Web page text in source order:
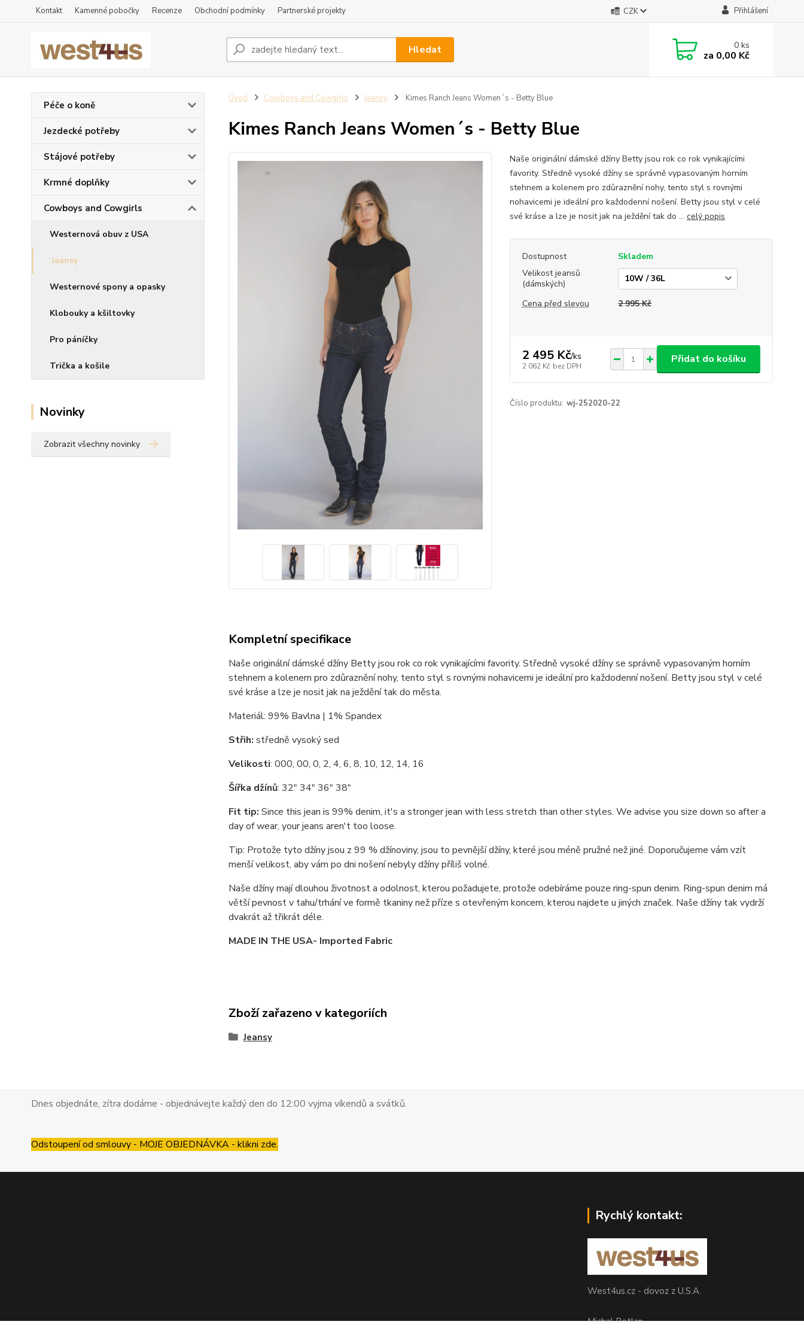
Kontakt Kamenné pobočky Recenze Obchodní podmínky Partnerské projekty CZK Přihlášení
Hledat 0ks
za 0,00 Kč
Péče o koně
Jezdecké potřeby
Stájové potřeby
Krmné doplňky
Cowboys and Cowgirls
Westernová obuv z USA
Jeansy
Westernové spony a opasky
Klobouky a kšiltovky
Pro páníčky
Trička a košile
Novinky
Zobrazit všechny novinky
Úvod Cowboys and Cowgirls Jeansy Kimes Ranch Jeans Women´s - Betty Blue
Kimes Ranch Jeans Women´s - Betty Blue
Naše originální dámské džíny Betty jsou rok co rok vynikajícími
favority. Středně vysoké džíny se správně vypasovaným horním
stehnem a kolenem pro zdůraznění nohy, tento styl s rovnými
nohavicemi je ideální pro každodenní nošení. Betty jsou styl v celé
své kráse a lze je nosit jak na ježdění tak do ... celý popis
Dostupnost
Skladem
Velikost jeansů
(dámských)
Cena před slevou
2 995 Kč
2 495 Kč/ks
2 062 Kč bez DPH
Přidat do košíku
Číslo produktu: wj-252020-22
Kompletní specifikace
Naše originální dámské džíny Betty jsou rok co rok vynikajícími favority. Středně vysoké džíny se správně vypasovaným horním
stehnem a kolenem pro zdůraznění nohy, tento styl s rovnými nohavicemi je ideální pro každodenní nošení. Betty jsou styl v celé
své kráse a lze je nosit jak na ježdění tak do města.
Materiál: 99% Bavlna | 1% Spandex
Střih: středně vysoký sed
Velikosti: 000, 00, 0, 2, 4, 6, 8, 10, 12, 14, 16
Šířka džínů: 32" 34" 36" 38"
Fit tip: Since this jean is 99% denim, it's a stronger jean with less stretch than other styles. We advise you size down so after a
day of wear, your jeans aren't too loose.
Tip: Protože tyto džíny jsou z 99 % džínoviny, jsou to pevnější džíny, které jsou méně pružné než jiné. Doporučujeme vám vzít
menší velikost, aby vám po dni nošení nebyly džíny příliš volné.
Naše džíny mají dlouhou životnost a odolnost, kterou požadujete, protože odebíráme pouze ring-spun denim. Ring-spun denim má
větší pevnost v tahu/trhání ve formě tkaniny než příze s otevřeným koncem, kterou najdete u jiných značek. Naše džíny tak vydrží
dvakrát až třikrát déle.
MADE IN THE USA- Imported Fabric
Zboží zařazeno v kategoriích
Jeansy
Dnes objednáte, zítra dodáme - objednávejte každý den do 12:00 vyjma víkendů a svátků.
Odstoupení od smlouvy - MOJE OBJEDNÁVKA - klikni zde.
Rychlý kontakt:
West4us.cz - dovoz z U.S.A.
Michal Petlan